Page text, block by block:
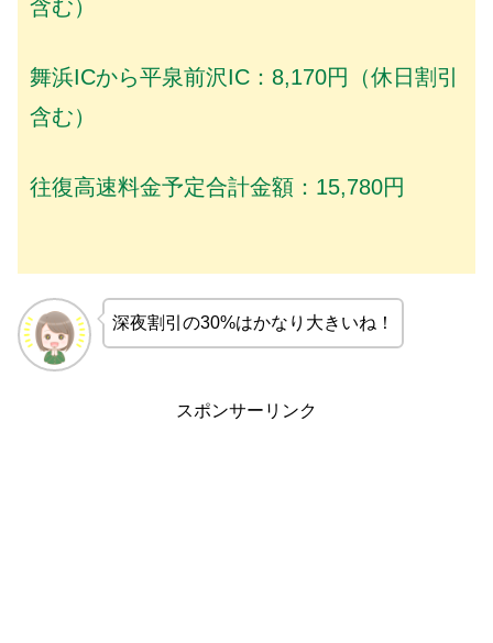
含む）
舞浜ICから平泉前沢IC：8,170円（休日割引
含む）
往復高速料金予定合計金額：15,780円
深夜割引の30%はかなり大きいね！
スポンサーリンク